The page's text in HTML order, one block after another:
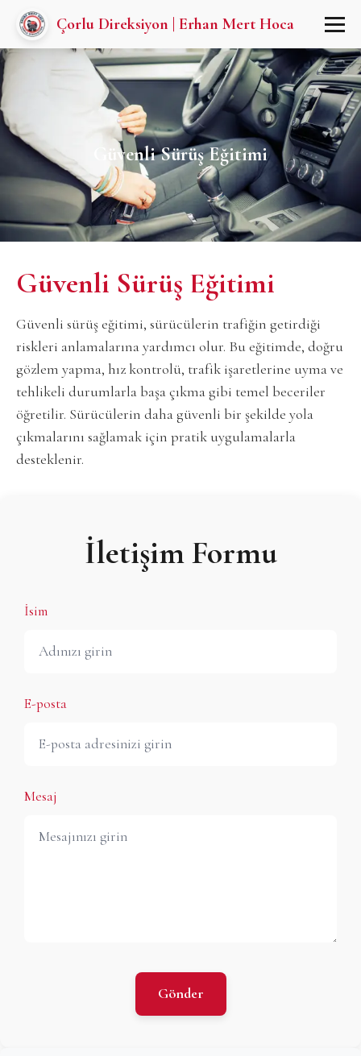
Çorlu Direksiyon | Erhan Mert Hoca
Güvenli Sürüş Eğitimi
Güvenli Sürüş Eğitimi
Güvenli sürüş eğitimi, sürücülerin trafiğin getirdiği
riskleri anlamalarına yardımcı olur. Bu eğitimde, doğru
gözlem yapma, hız kontrolü, trafik işaretlerine uyma ve
tehlikeli durumlarla başa çıkma gibi temel beceriler
öğretilir. Sürücülerin daha güvenli bir şekilde yola
çıkmalarını sağlamak için pratik uygulamalarla
desteklenir.
İletişim Formu
İsim
E-posta
Mesaj
Gönder